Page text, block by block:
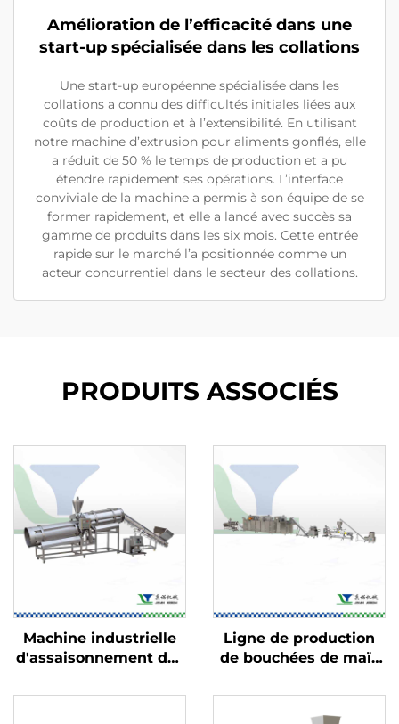
Amélioration de l’efficacité dans une
start-up spécialisée dans les collations
Une start-up européenne spécialisée dans les
collations a connu des difficultés initiales liées aux
coûts de production et à l’extensibilité. En utilisant
notre machine d’extrusion pour aliments gonflés, elle
a réduit de 50 % le temps de production et a pu
étendre rapidement ses opérations. L’interface
conviviale de la machine a permis à son équipe de se
former rapidement, et elle a lancé avec succès sa
gamme de produits dans les six mois. Cette entrée
rapide sur le marché l’a positionnée comme un
acteur concurrentiel dans le secteur des collations.
PRODUITS ASSOCIÉS
Machine industrielle
d'assaisonnement des
Ligne de production
de bouchées de maïs